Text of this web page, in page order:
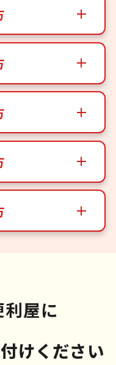
屋に
けください